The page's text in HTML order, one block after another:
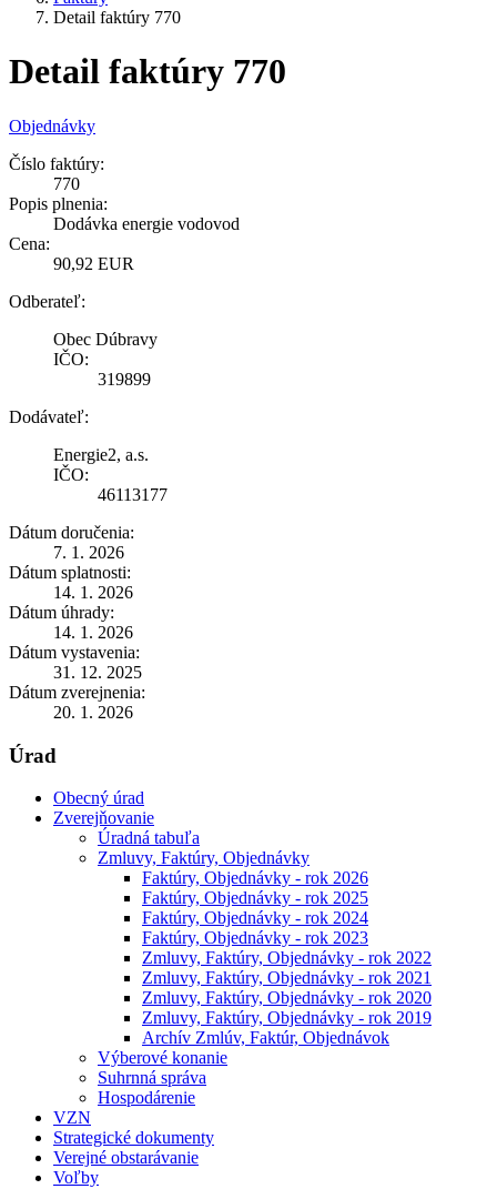
Detail faktúry 770
Detail faktúry 770
Objednávky
Číslo faktúry:
770
Popis plnenia:
Dodávka energie vodovod
Cena:
90,92 EUR
Odberateľ:
Obec Dúbravy
IČO:
319899
Dodávateľ:
Energie2, a.s.
IČO:
46113177
Dátum doručenia:
7. 1. 2026
Dátum splatnosti:
14. 1. 2026
Dátum úhrady:
14. 1. 2026
Dátum vystavenia:
31. 12. 2025
Dátum zverejnenia:
20. 1. 2026
Úrad
Obecný úrad
Zverejňovanie
Úradná tabuľa
Zmluvy, Faktúry, Objednávky
Faktúry, Objednávky - rok 2026
Faktúry, Objednávky - rok 2025
Faktúry, Objednávky - rok 2024
Faktúry, Objednávky - rok 2023
Zmluvy, Faktúry, Objednávky - rok 2022
Zmluvy, Faktúry, Objednávky - rok 2021
Zmluvy, Faktúry, Objednávky - rok 2020
Zmluvy, Faktúry, Objednávky - rok 2019
Archív Zmlúv, Faktúr, Objednávok
Výberové konanie
Suhrnná správa
Hospodárenie
VZN
Strategické dokumenty
Verejné obstarávanie
Voľby